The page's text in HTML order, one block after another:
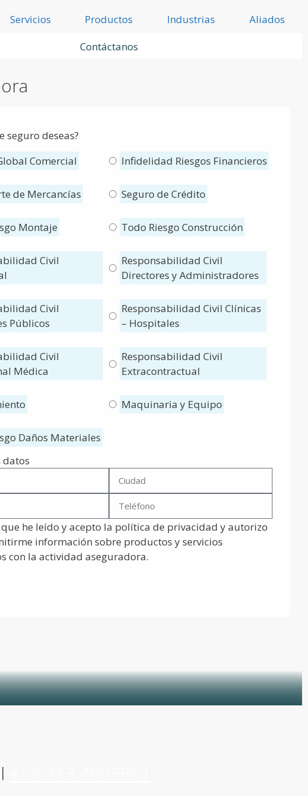
Servicios Productos Industrias
Aliados
Contáctanos
seguro deseas?
Comercial
Infidelidad Riesgos Financieros
de Mercancías Seguro de Crédito
Montaje Todo Riesgo Construcción
Civil
Responsabilidad Civil
Directores y Administradores
Civil
Públicos
Responsabilidad Civil Clínicas
– Hospitales
Civil
Médica
Responsabilidad Civil
Extracontractual
Maquinaria y Equipo
Daños Materiales
datos
he leído y acepto la política de privacidad y autorizo
información sobre productos y servicios
con la actividad aseguradora.